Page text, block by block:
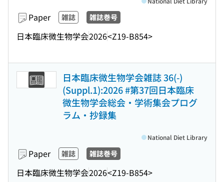
Paper 雑誌 雑誌巻号
日本臨床微生物学会2026<Z19-B854>
日本臨床微生物学会雑誌 36(-)
(Suppl.1):2026 #第37回日本臨床
微生物学会総会・学術集会プログ
ラム・抄録集
Paper 雑誌 雑誌巻号
日本臨床微生物学会2026<Z19-B854>
National Diet Library